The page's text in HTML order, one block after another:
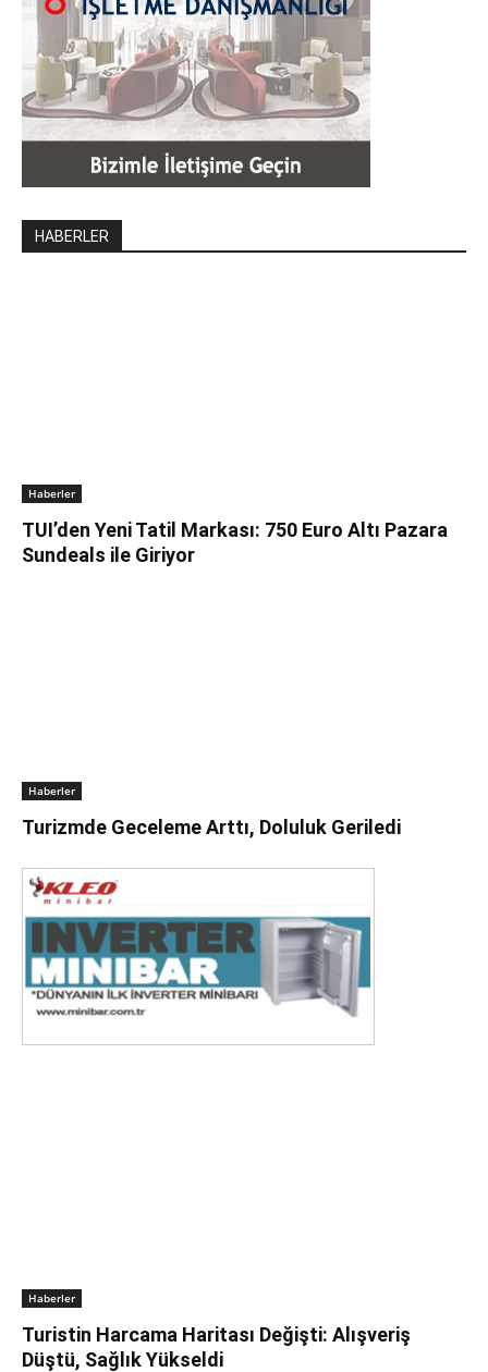
HABERLER
Haberler
TUI’den Yeni Tatil Markası: 750 Euro Altı Pazara
Sundeals ile Giriyor
Haberler
Turizmde Geceleme Arttı, Doluluk Geriledi
Haberler
Turistin Harcama Haritası Değişti: Alışveriş
Düştü, Sağlık Yükseldi